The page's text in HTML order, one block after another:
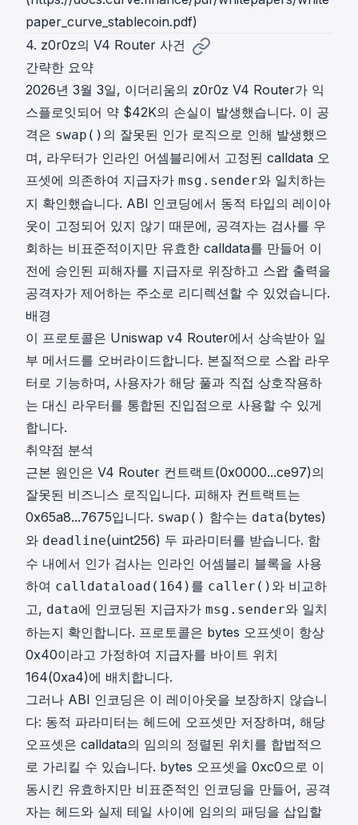
paper_curve_stablecoin.pdf)
4. z0r0z의 V4 Router 사건
간략한 요약
2026년 3월 3일, 이더리움의 z0r0z V4 Router가 익
스플로잇되어 약 $42K의 손실이 발생했습니다. 이 공
격은 swap() 의 잘못된 인가 로직으로 인해 발생했으
며, 라우터가 인라인 어셈블리에서 고정된 calldata 오
프셋에 의존하여 지급자가 msg.sender와 일치하는
지 확인했습니다. ABI 인코딩에서 동적 타입의 레이아
웃이 고정되어 있지 않기 때문에, 공격자는 검사를 우
회하는 비표준적이지만 유효한 calldata를 만들어 이
전에 승인된 피해자를 지급자로 위장하고 스왑 출력을
공격자가 제어하는 주소로 리디렉션할 수 있었습니다.
배경
이 프로토콜은 Uniswap v4 Router에서 상속받아 일
부 메서드를 오버라이드합니다. 본질적으로 스왑 라우
터로 기능하며, 사용자가 해당 풀과 직접 상호작용하
는 대신 라우터를 통합된 진입점으로 사용할 수 있게
합니다.
취약점 분석
근본 원인은 V4 Router 컨트랙트(0x0000...ce97)의
잘못된 비즈니스 로직입니다. 피해자 컨트랙트는
0x65a8...7675입니다. swap() 함수는 data(bytes)
와 deadline(uint256) 두 파라미터를 받습니다. 함
수 내에서 인가 검사는 인라인 어셈블리 블록을 사용
하여 calldataload(164) 를 caller() 와 비교하
고, data에 인코딩된 지급자가 msg.sender와 일치
하는지 확인합니다. 프로토콜은 bytes 오프셋이 항상
0x40이라고 가정하여 지급자를 바이트 위치
164(0xa4)에 배치합니다.
그러나 ABI 인코딩은 이 레이아웃을 보장하지 않습니
다: 동적 파라미터는 헤드에 오프셋만 저장하며, 해당
오프셋은 calldata의 임의의 정렬된 위치를 합법적으
로 가리킬 수 있습니다. bytes 오프셋을 0xc0으로 이
동시킨 유효하지만 비표준적인 인코딩을 만들어, 공격
자는 헤드와 실제 테일 사이에 임의의 패딩을 삽입할